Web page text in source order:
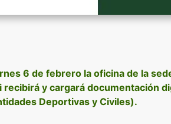
6 de febrero la oficina de la
y cargará documentación
Deportivas y Civiles).